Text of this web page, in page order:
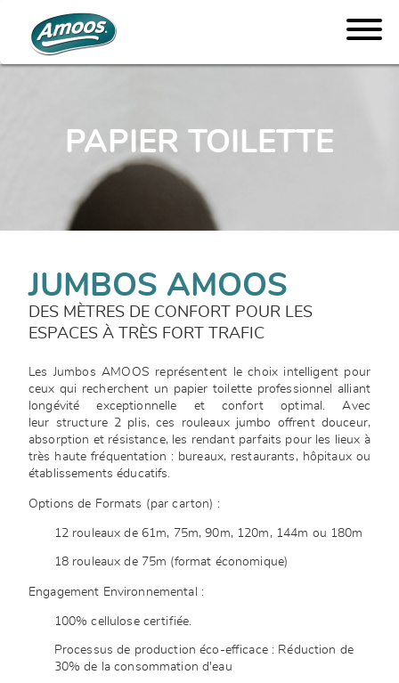
PAPIER TOILETTE
JUMBOS AMOOS
DES MÈTRES DE CONFORT POUR LES
ESPACES À TRÈS FORT TRAFIC
Les Jumbos AMOOS représentent le choix intelligent pour
ceux qui recherchent un papier toilette professionnel alliant
longévité exceptionnelle et confort optimal. Avec
leur structure 2 plis, ces rouleaux jumbo offrent douceur,
absorption et résistance, les rendant parfaits pour les lieux à
très haute fréquentation : bureaux, restaurants, hôpitaux ou
établissements éducatifs.
Options de Formats (par carton) :
12 rouleaux de 61m, 75m, 90m, 120m, 144m ou 180m
18 rouleaux de 75m (format économique)
Engagement Environnemental :
100% cellulose certifiée.
Processus de production éco-efficace : Réduction de
30% de la consommation d'eau